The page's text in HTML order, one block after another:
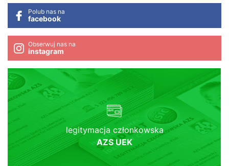
Polub nas na
facebook
Obserwuj nas na
instagram
legitymacja członkowska
AZS UEK